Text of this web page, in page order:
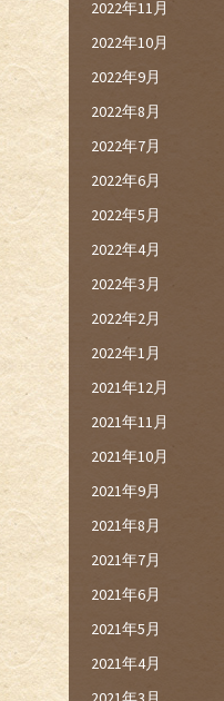
2022年11月
2022年10月
2022年9月
2022年8月
2022年7月
2022年6月
2022年5月
2022年4月
2022年3月
2022年2月
2022年1月
2021年12月
2021年11月
2021年10月
2021年9月
2021年8月
2021年7月
2021年6月
2021年5月
2021年4月